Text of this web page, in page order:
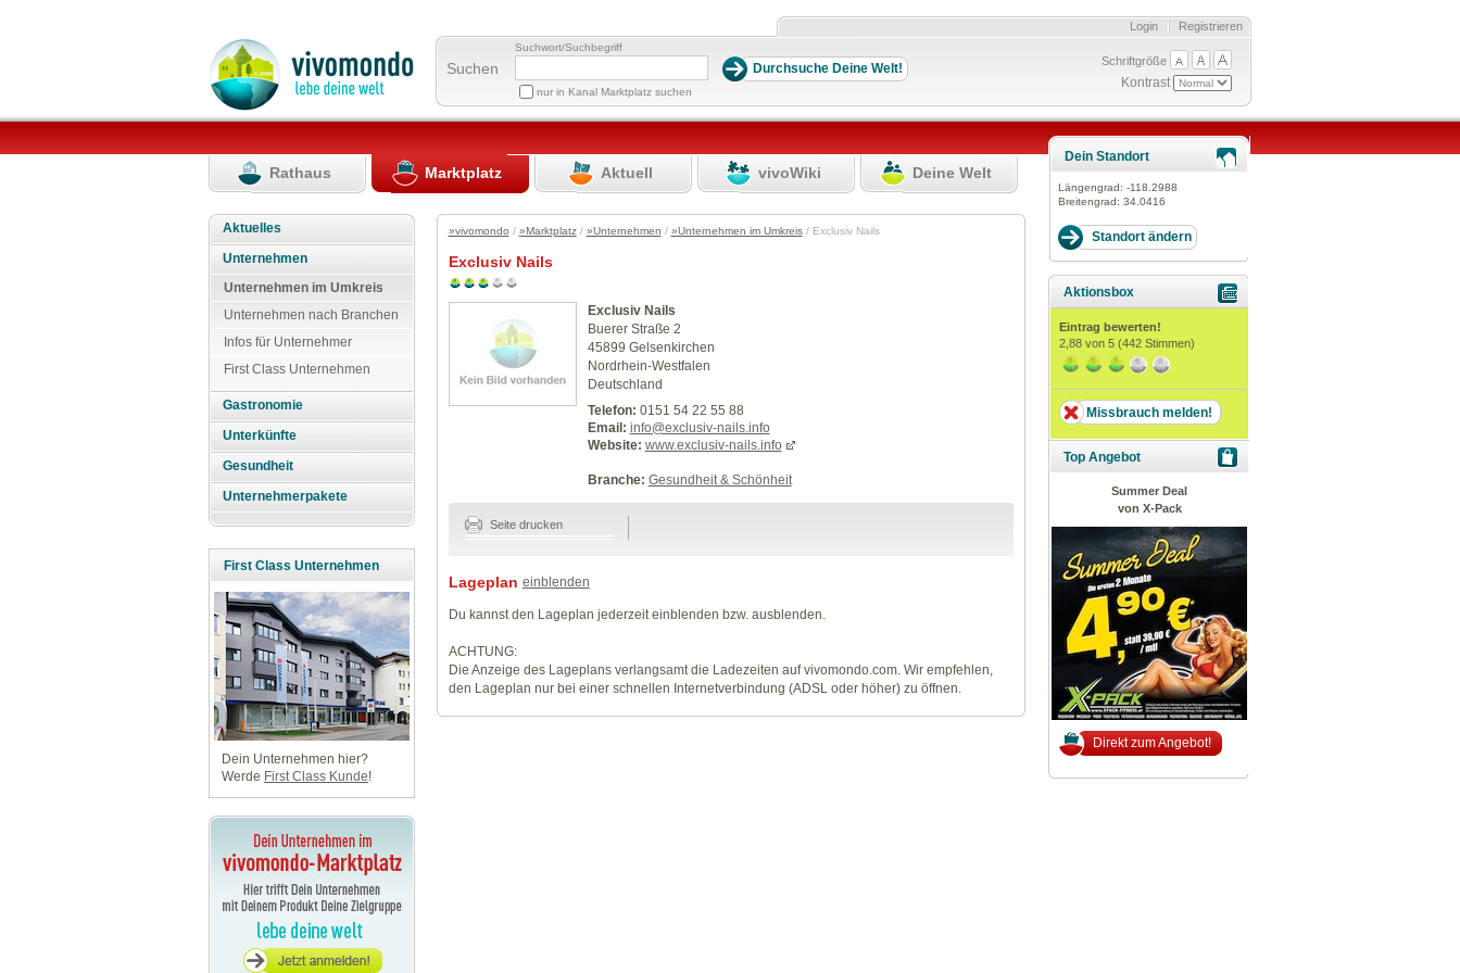
Registrieren
Login
Suchen
Suchwort/Suchbegriff
nur in Kanal Marktplatz suchen
Schriftgröße
Kontrast
Rathaus Marktplatz Aktuell vivoWiki Deine Welt
Aktuelles
Unternehmen
Unternehmen im Umkreis
Unternehmen nach Branchen
Infos für Unternehmer
First Class Unternehmen
Gastronomie
Unterkünfte
Gesundheit
Unternehmerpakete
First Class Unternehmen
Dein Unternehmen hier?
Werde First Class Kunde!
»vivomondo / »Marktplatz/ »Unternehmen / »Unternehmen im Umkreis/ Exclusiv Nails
Exclusiv Nails
Exclusiv Nails
Buerer Straße 2
45899 Gelsenkirchen
Nordrhein-Westfalen
Deutschland
Telefon: 0151 54 22 55 88
Email: info@exclusiv-nails.info
Website: www.exclusiv-nails.info
Branche: Gesundheit & Schönheit
Seite drucken
Lageplan einblenden
Du kannst den Lageplan jederzeit einblenden bzw. ausblenden.
ACHTUNG:
Die Anzeige des Lageplans verlangsamt die Ladezeiten auf vivomondo.com. Wir empfehlen,
den Lageplan nur bei einer schnellen Internetverbindung (ADSL oder höher) zu öffnen.
Dein Standort
Längengrad: -118.2988
Breitengrad: 34.0416
Aktionsbox
Eintrag bewerten!
2,88 von 5 (442 Stimmen)
Missbrauch melden!
Top Angebot
Summer Deal
von X-Pack
Direkt zum Angebot!